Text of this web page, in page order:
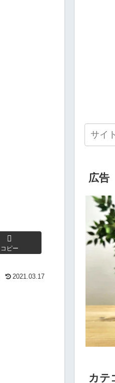
コピー
2021.03.17
広告
カテ